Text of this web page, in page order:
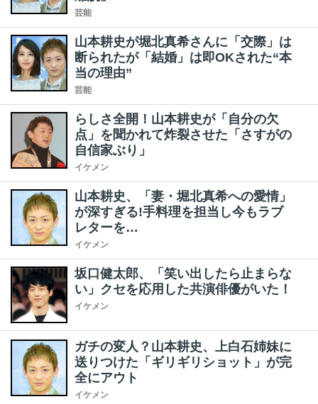
芸能
山本耕史が堀北真希さんに「交際」は
断られたが「結婚」は即OKされた“本
当の理由”
芸能
らしさ全開！山本耕史が「自分の欠
点」を聞かれて炸裂させた「さすがの
自信家ぶり」
イケメン
山本耕史、「妻・堀北真希への愛情」
が深すぎる!手料理を担当し今もラブ
レターを…
イケメン
坂口健太郎、「笑い出したら止まらな
い」クセを応用した共演俳優がいた！
イケメン
ガチの変人？山本耕史、上白石姉妹に
送りつけた「ギリギリショット」が完
全にアウト
イケメン